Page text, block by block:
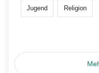
Jugend Religion